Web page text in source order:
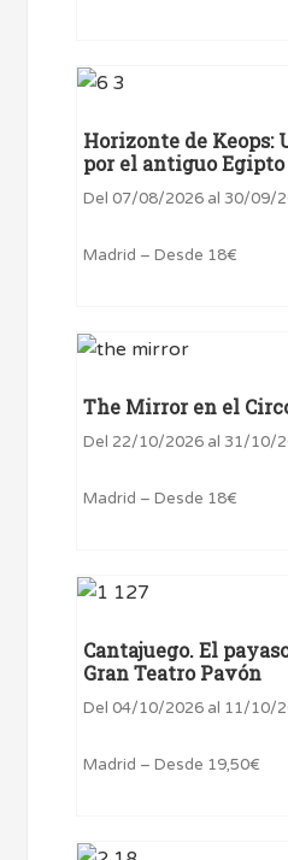
Horizonte de Keops:
por el antiguo Egipto
Del 07/08/2026 al 30/09/
Madrid – Desde 18€
The Mirror en el
Del 22/10/2026 al 31/10/
Madrid – Desde 18€
Cantajuego. El
Gran Teatro Pavón
Del 04/10/2026 al 11/10/
Madrid – Desde 19,50€